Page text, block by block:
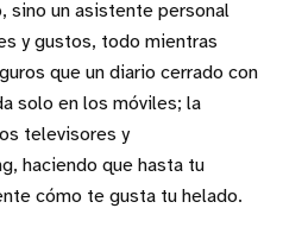
sino un asistente personal
y gustos, todo mientras
que un diario cerrado con
solo en los móviles; la
televisores y
haciendo que hasta tu
cómo te gusta tu helado.